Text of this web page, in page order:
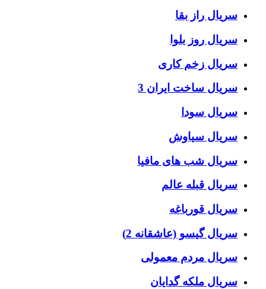
سریال راز بقا
سریال روز بلوا
سریال زخم کاری
سریال ساخت ایران 3
سریال سودا
سریال سیاوش
سریال شب های مافیا
سریال قبله عالم
سریال قورباغه
سریال گیسو (عاشقانه 2)
سریال مردم معمولی
سریال ملکه گدایان